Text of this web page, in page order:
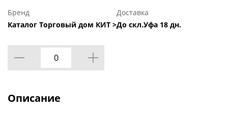
Бренд
Каталог Торговый дом КИТ >
Доставка
До скл.Уфа 18 дн.
Описание